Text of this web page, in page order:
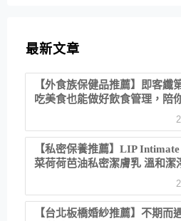
最新文章
【外食族保健品推薦】即客纖
吃美食也能做好飲食管理，陪
【私密保養推薦】LIP
菜荷荷芭油私密潔膚乳 溫和潔
【台北板橋婚紗推薦】不期而